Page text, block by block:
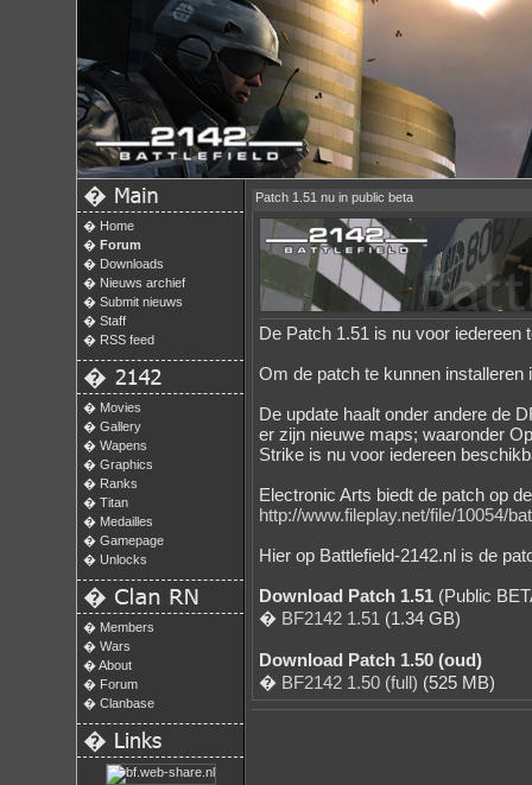
�
� Home
� Forum
� Downloads
� Nieuws archief
� Submit nieuws
� Staff
� RSS feed
�
� Movies
� Gallery
� Wapens
� Graphics
� Ranks
� Titan
� Medailles
� Gamepage
� Unlocks
�
� Members
� Wars
�About
� Forum
� Clanbase
�
Patch 1.51 nu in public beta
De Patch 1.51 is nu voor iedereen
Om de patch te kunnen
De update haalt onder andere de
er zijn nieuwe maps; waaronder
Strike is nu voor iedereen
Electronic Arts biedt de patch op
http://www.fileplay.net/file/10054/
Hier op Battlefield-2142.nl is de
Download Patch 1.51 (Public
� BF2142 1.51 (1.34 GB)
Download Patch 1.50 (oud)
� BF2142 1.50 (full) (525 MB)